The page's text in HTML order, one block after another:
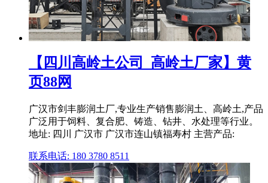
【四川高岭土公司_高岭土厂家】黄
页88网
广汉市剑丰膨润土厂,专业生产销售膨润土、高岭土,产品
广泛用于饲料、复合肥、铸造、钻井、水处理等行业。
地址: 四川 广汉市 广汉市连山镇福寿村 主营产品:
联系电话: 180 3780 8511